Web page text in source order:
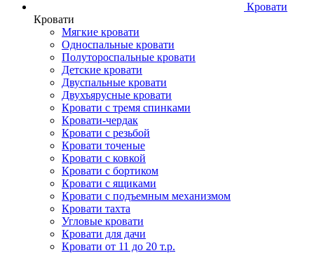
Кровати
Кровати
Мягкие кровати
Односпальные кровати
Полутороспальные кровати
Детские кровати
Двуспальные кровати
Двухъярусные кровати
Кровати с тремя спинками
Кровати-чердак
Кровати с резьбой
Кровати точеные
Кровати с ковкой
Кровати с бортиком
Кровати с ящиками
Кровати с подъемным механизмом
Кровати тахта
Угловые кровати
Кровати для дачи
Кровати от 11 до 20 т.р.